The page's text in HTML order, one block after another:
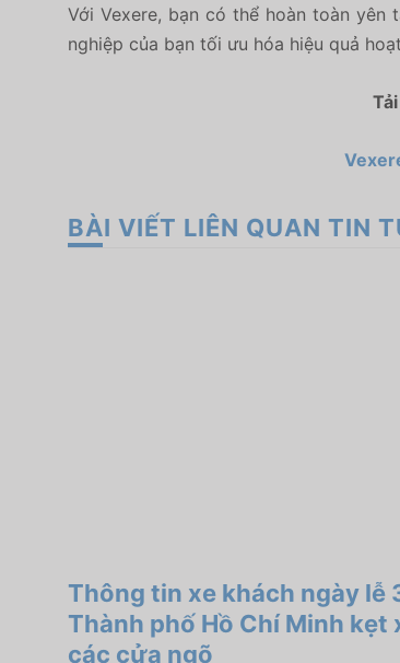
Với Vexere, bạn có thể hoàn toàn
nghiệp của bạn tối ưu hóa hiệu quả
BÀI VIẾT LIÊN QUAN TIN
Thông tin xe khách ngày lễ
Thành phố Hồ Chí Minh kẹt
các cửa ngõ